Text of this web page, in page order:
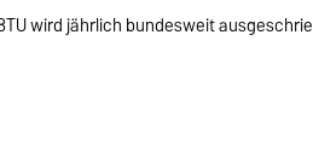
wird jährlich bundesweit